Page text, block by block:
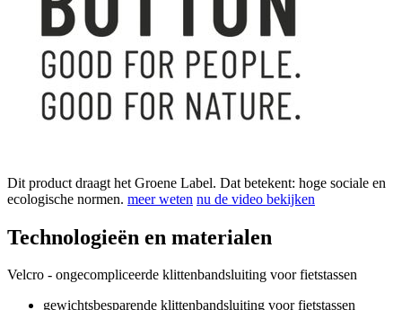
Dit product draagt het Groene Label. Dat betekent: hoge sociale en
ecologische normen. meer weten nu de video bekijken
Technologieën en materialen
Velcro - ongecompliceerde klittenbandsluiting voor fietstassen
gewichtsbesparende klittenbandsluiting voor fietstassen